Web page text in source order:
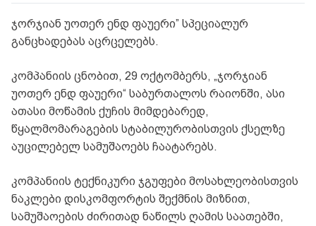
ჯორჯიან უოთერ ენდ ფაუერი” სპეციალურ
განცხადებას აცრცელებს.
კომპანიის ცნობით, 29 ოქტომბერს, „ჯორჯიან
უოთერ ენდ ფაუერი“ საბურთალოს რაიონში, ასი
ათასი მოწამის ქუჩის მიმდებარედ,
წყალმომარაგების სტაბილურობისთვის ქსელზე
აუცილებელ სამუშაოებს ჩაატარებს.
კომპანიის ტექნიკური ჯგუფები მოსახლეობისთვის
ნაკლები დისკომფორტის შექმნის მიზნით,
სამუშაოების ძირითად ნაწილს ღამის საათებში,